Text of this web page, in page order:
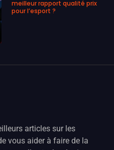
meilleur rapport qualité prix
pour l’esport ?
articles sur les
vous aider à faire de la